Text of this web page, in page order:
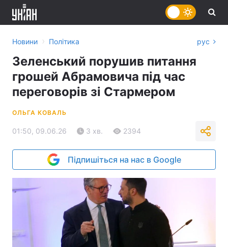
Новини › Політика рус
Зеленський порушив питання
грошей Абрамовича під час
переговорів зі Стармером
ОЛЬГА КОВАЛЬ
01:50, 09.06.26 3 хв. 2394
Підпишіться на нас в Google